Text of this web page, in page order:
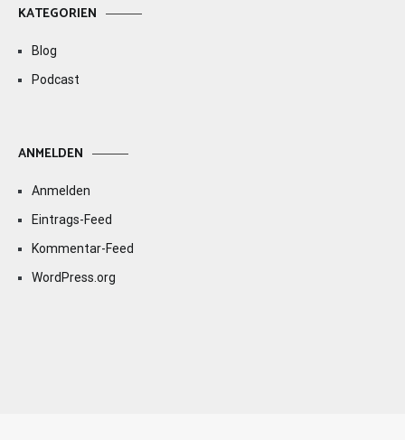
KATEGORIEN
Blog
Podcast
ANMELDEN
Anmelden
Eintrags-Feed
Kommentar-Feed
WordPress.org